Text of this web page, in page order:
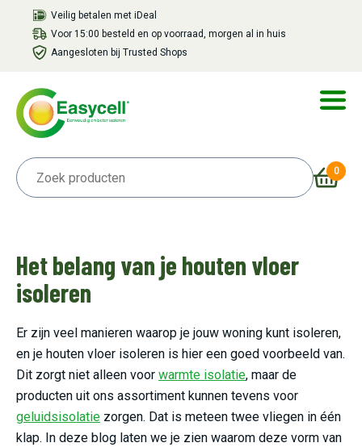
Veilig betalen met iDeal
Voor 15:00 besteld en op voorraad, morgen al in huis
Aangesloten bij Trusted Shops
0
Het belang van je houten vloer
isoleren
Er zijn veel manieren waarop je jouw woning kunt isoleren,
en je houten vloer isoleren is hier een goed voorbeeld van.
Dit zorgt niet alleen voor warmte isolatie, maar de
producten uit ons assortiment kunnen tevens voor
geluidsisolatie zorgen. Dat is meteen twee vliegen in één
klap. In deze blog laten we je zien waarom deze vorm van